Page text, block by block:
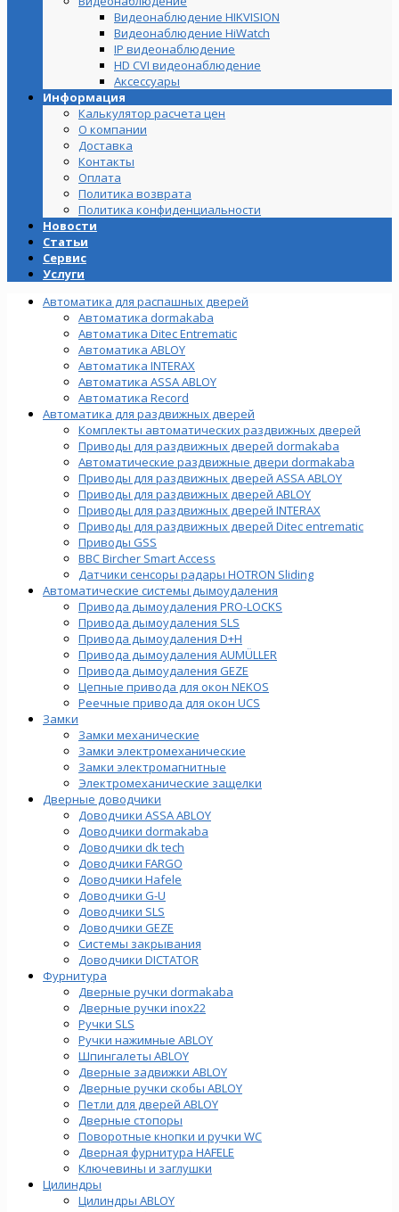
Видеонаблюдение HIKVISION
Видеонаблюдение HiWatch
IP видеонаблюдение
HD CVI видеонаблюдение
Аксессуары
Информация
Калькулятор расчета цен
О компании
Доставка
Контакты
Оплата
Политика возврата
Политика конфиденциальности
Новости
Статьи
Сервис
Услуги
Автоматика для распашных дверей
Автоматика dormakaba
Автоматика Ditec Entrematic
Автоматика ABLOY
Автоматика INTERAX
Автоматика ASSA ABLOY
Автоматика Record
Автоматика для раздвижных дверей
Комплекты автоматических раздвижных дверей
Приводы для раздвижных дверей dormakaba
Автоматические раздвижные двери dormakaba
Приводы для раздвижных дверей ASSA ABLOY
Приводы для раздвижных дверей ABLOY
Приводы для раздвижных дверей INTERAX
Приводы для раздвижных дверей Ditec entrematic
Приводы GSS
BBC Bircher Smart Access
Датчики сенсоры радары HOTRON Sliding
Автоматические системы дымоудаления
Привода дымоудаления PRO-LOCKS
Привода дымоудаления SLS
Привода дымоудаления D+H
Привода дымоудаления AUMÜLLER
Привода дымоудаления GEZE
Цепные привода для окон NEKOS
Реечные привода для окон UСS
Замки
Замки механические
Замки электромеханические
Замки электромагнитные
Электромеханические защелки
Дверные доводчики
Доводчики ASSA ABLOY
Доводчики dormakaba
Доводчики dk tech
Доводчики FARGO
Доводчики Hafele
Доводчики G-U
Доводчики SLS
Доводчики GEZE
Cистемы закрывания
Доводчики DICTATOR
Фурнитура
Дверные ручки dormakaba
Дверные ручки inox22
Ручки SLS
Ручки нажимные ABLOY
Шпингалеты ABLOY
Дверные задвижки ABLOY
Дверные ручки скобы ABLOY
Петли для дверей ABLOY
Дверные стопоры
Поворотные кнопки и ручки WC
Дверная фурнитура HAFELE
Ключевины и заглушки
Цилиндры
Цилиндры ABLOY